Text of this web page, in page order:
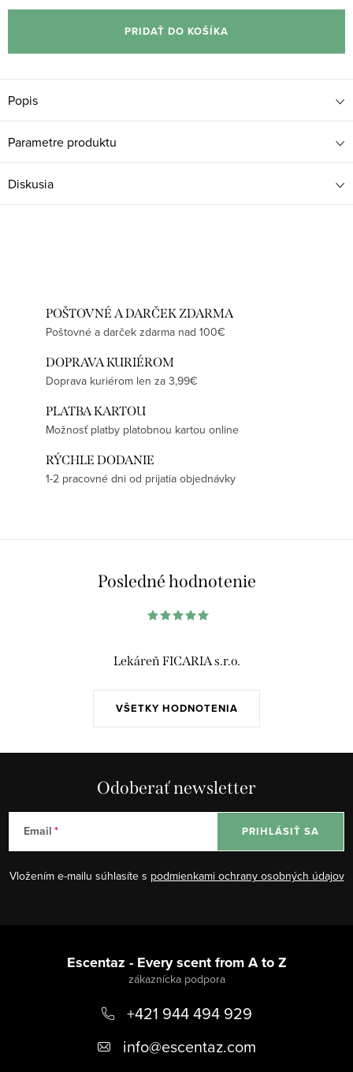
cena:
PRIDAŤ DO KOŠÍKA
Popis
Parametre produktu
Diskusia
POŠTOVNÉ A DARČEK ZDARMA
Poštovné a darček zdarma nad 100€
DOPRAVA KURIÉROM
Doprava kuriérom len za 3,99€
PLATBA KARTOU
Možnosť platby platobnou kartou online
RÝCHLE DODANIE
1-2 pracovné dni od prijatia objednávky
Posledné hodnotenie
VŠETKY HODNOTENIA
Lekáreň FICARIA s.r.o.
Odoberať newsletter
Email
Vložením e-mailu súhlasíte s podmienkami ochrany osobných údajov
PRIHLÁSIŤ SA
Escentaz - Every scent from A to Z
+421 944 494 929
info@escentaz.com